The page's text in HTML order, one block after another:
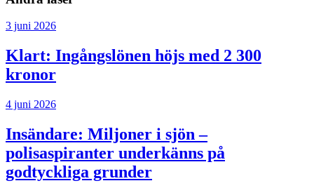
3 juni 2026
Klart: Ingångslönen höjs med 2 300
kronor
4 juni 2026
Insändare: Miljoner i sjön –
polisaspiranter underkänns på
godtyckliga grunder